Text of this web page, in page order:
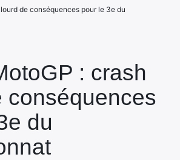
: crash
conséquences
du
de conséquences pour le 3e du